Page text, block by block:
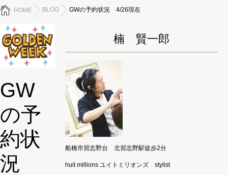
HOME BLOG GWの予約状況 4/26現在
GW
の予
約状
況
楠 賢一郎
船橋市習志野台 北習志野駅徒歩2分
huit millions ユイトミリオンズ stylist